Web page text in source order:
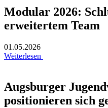
Modular 2026:
erweitertem Team
01.05.2026
Weiterlesen
Augsburger
positionieren sich